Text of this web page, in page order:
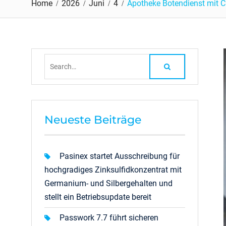
Home 2026 Juni 4 Apotheke Botendienst mit
Neueste Beiträge
Pasinex startet Ausschreibung für
hochgradiges Zinksulfidkonzentrat mit
Germanium- und Silbergehalten und
stellt ein Betriebsupdate bereit
Passwork 7.7 führt sicheren